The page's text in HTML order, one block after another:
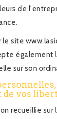
de
le site
également
sur son
vos
recueillie sur